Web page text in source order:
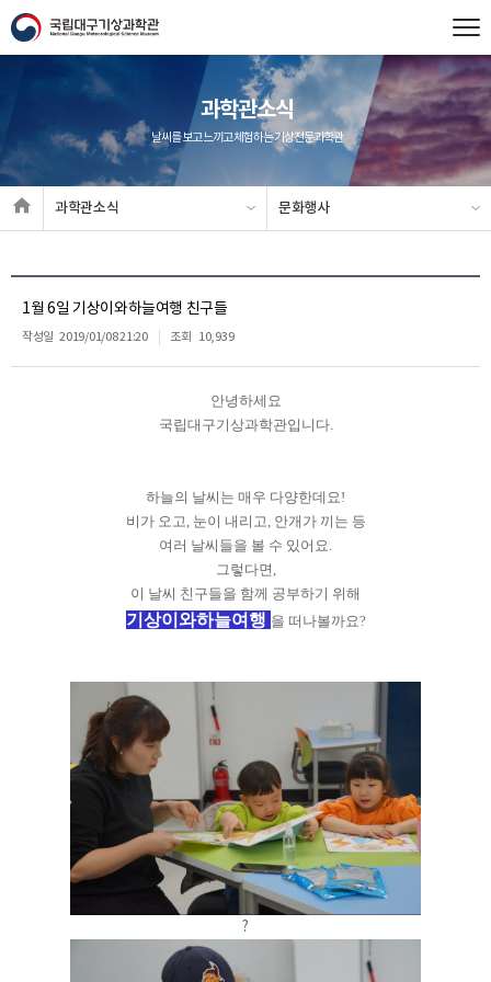
과학관소식
날씨를 보고 느끼고 체험하는 기상전문과학관
과학관소식 문화행사
1월 6일 기상이와하늘여행 친구들
작성일 2019/01/08 21:20 조회 10,939
안녕하세요
국립대구기상과학관입니다.
하늘의 날씨는 매우 다양한데요!
비가 오고, 눈이 내리고, 안개가 끼는 등
여러 날씨들을 볼 수 있어요.
그렇다면,
이 날씨 친구들을 함께 공부하기 위해
기상이와하늘여행 을 떠나볼까요?
?